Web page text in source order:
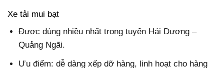
Xe tải mui bạt
Được dùng nhiều nhất trong tuyến Hải Dương –
Quảng Ngãi.
Ưu điểm: dễ dàng xếp dỡ hàng, linh hoạt cho hàng